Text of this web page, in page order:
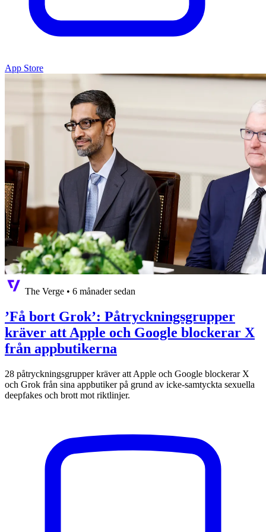
App Store
The Verge • 6 månader sedan
’Få bort Grok’: Påtryckningsgrupper
kräver att Apple och Google blockerar X
från appbutikerna
28 påtryckningsgrupper kräver att Apple och Google blockerar X
och Grok från sina appbutiker på grund av icke-samtyckta sexuella
deepfakes och brott mot riktlinjer.